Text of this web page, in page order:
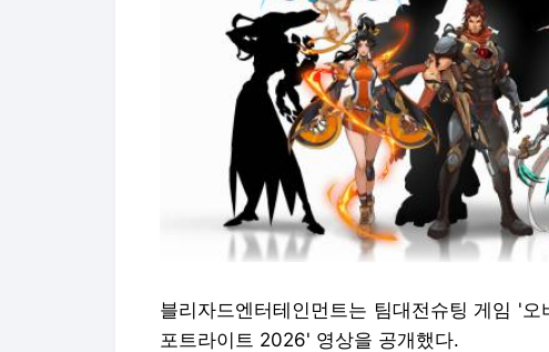
블리자드엔터테인먼트는 팀대전슈팅 게임 '
포트라이트 2026' 영상을 공개했다.